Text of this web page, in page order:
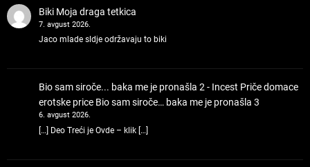
Biki Moja draga tetkica
7. avgust 2026.
Jaco mlade sldje održavaju to biki
Bio sam siroče... baka me je pronašla 2 - Incest Priče domace
erotske price Bio sam siroče… baka me je pronašla 3
6. avgust 2026.
[…] Deo Treći je Ovde – klik […]